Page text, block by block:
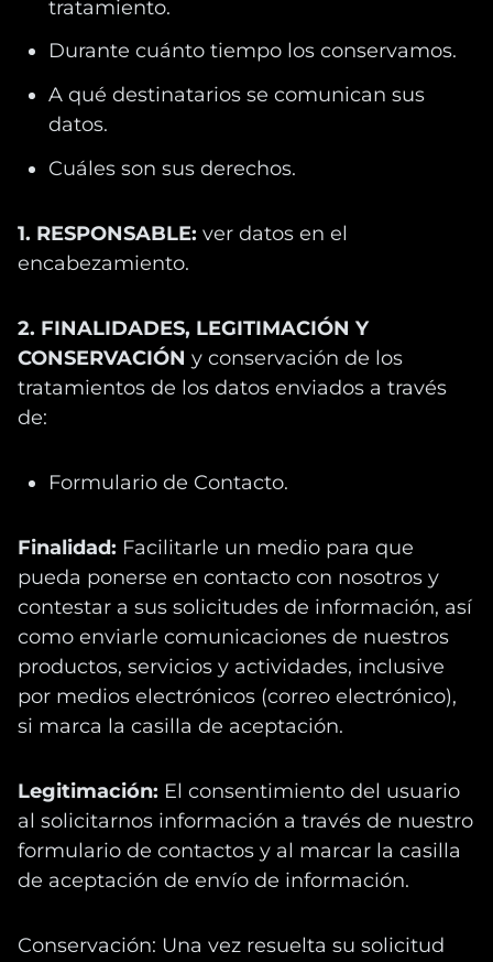
tratamiento.
Durante cuánto tiempo los conservamos.
A qué destinatarios se comunican sus
datos.
Cuáles son sus derechos.
1. RESPONSABLE: ver datos en el
encabezamiento.
2. FINALIDADES, LEGITIMACIÓN Y
CONSERVACIÓN y conservación de los
tratamientos de los datos enviados a través
de:
Formulario de Contacto.
Finalidad: Facilitarle un medio para que
pueda ponerse en contacto con nosotros y
contestar a sus solicitudes de información, así
como enviarle comunicaciones de nuestros
productos, servicios y actividades, inclusive
por medios electrónicos (correo electrónico),
si marca la casilla de aceptación.
Legitimación: El consentimiento del usuario
al solicitarnos información a través de nuestro
formulario de contactos y al marcar la casilla
de aceptación de envío de información.
Conservación: Una vez resuelta su solicitud